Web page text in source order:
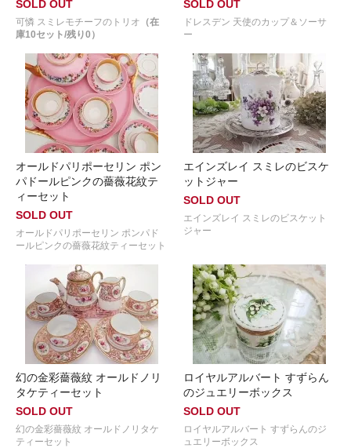
SOLD OUT
可憐 スミレモチーフのトリオ （在
庫10セット/残り0）
SOLD OUT
ドレスデン 天使のカップ＆ソーサ
ー
オールドパリポーセリン ポン
パドールピンクの薔薇花紋テ
ィーセット
SOLD OUT
オールドパリポーセリン ポンパド
ールピンクの薔薇花紋ティーセット
エインズレイ スミレのビスケ
ットジャー
SOLD OUT
エインズレイ スミレのビスケット
ジャー
幻の金彩薔薇紋 オールドノリ
タケティーセット
SOLD OUT
幻の金彩薔薇紋 オールドノリタケ
ティーセット
ロイヤルアルバート すずらん
のジュエリーボックス
SOLD OUT
ロイヤルアルバート すずらんのジ
ュエリーボックス